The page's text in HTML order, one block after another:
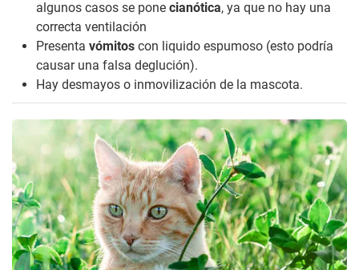
algunos casos se pone cianótica, ya que no hay una
correcta ventilación
Presenta vómitos con liquido espumoso (esto podría
causar una falsa deglución).
Hay desmayos o inmovilización de la mascota.